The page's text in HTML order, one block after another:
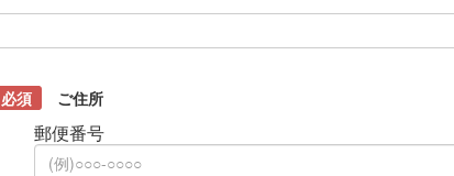
必須 ご住所
郵便番号